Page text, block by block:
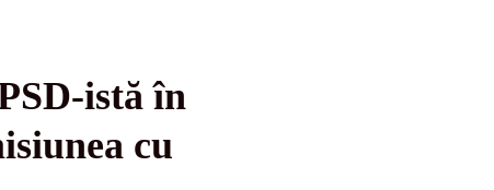
istă în
cu